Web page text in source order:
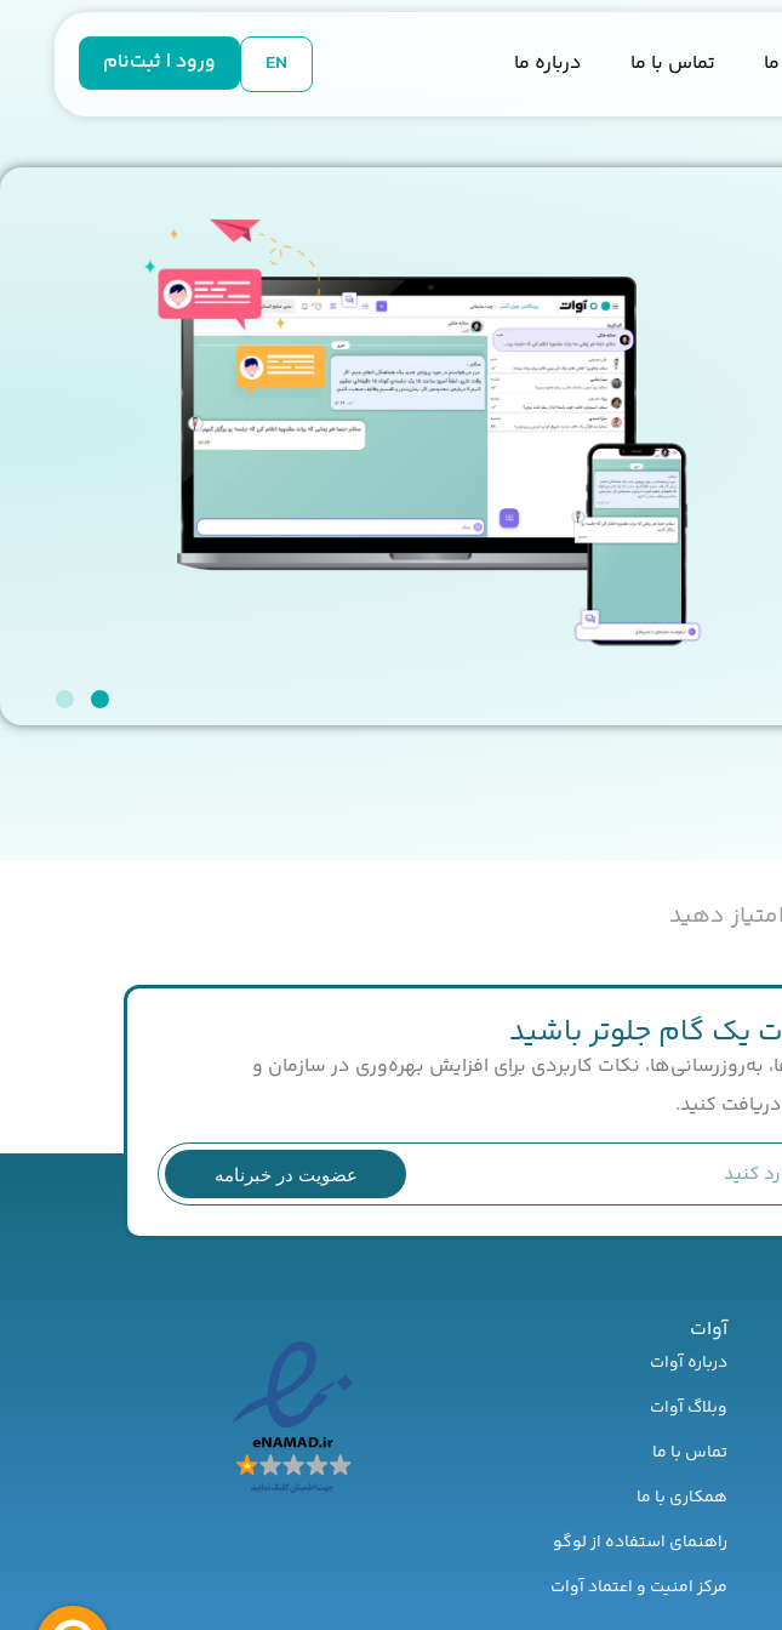
تماس با ما درباره ما ورود | ثبت‌نام EN
امتیاز دهید
یک گام جلوتر باشید
به‌روزرسانی‌ها، نکات کاربردی برای افزایش بهره‌وری در سازمان و
کنید.
عضویت در خبرنامه
آوات
درباره آوات
وبلاگ آوات
تماس با ما
همکاری با ما
راهنمای استفاده از لوگو
مرکز امنیت و اعتماد آوات